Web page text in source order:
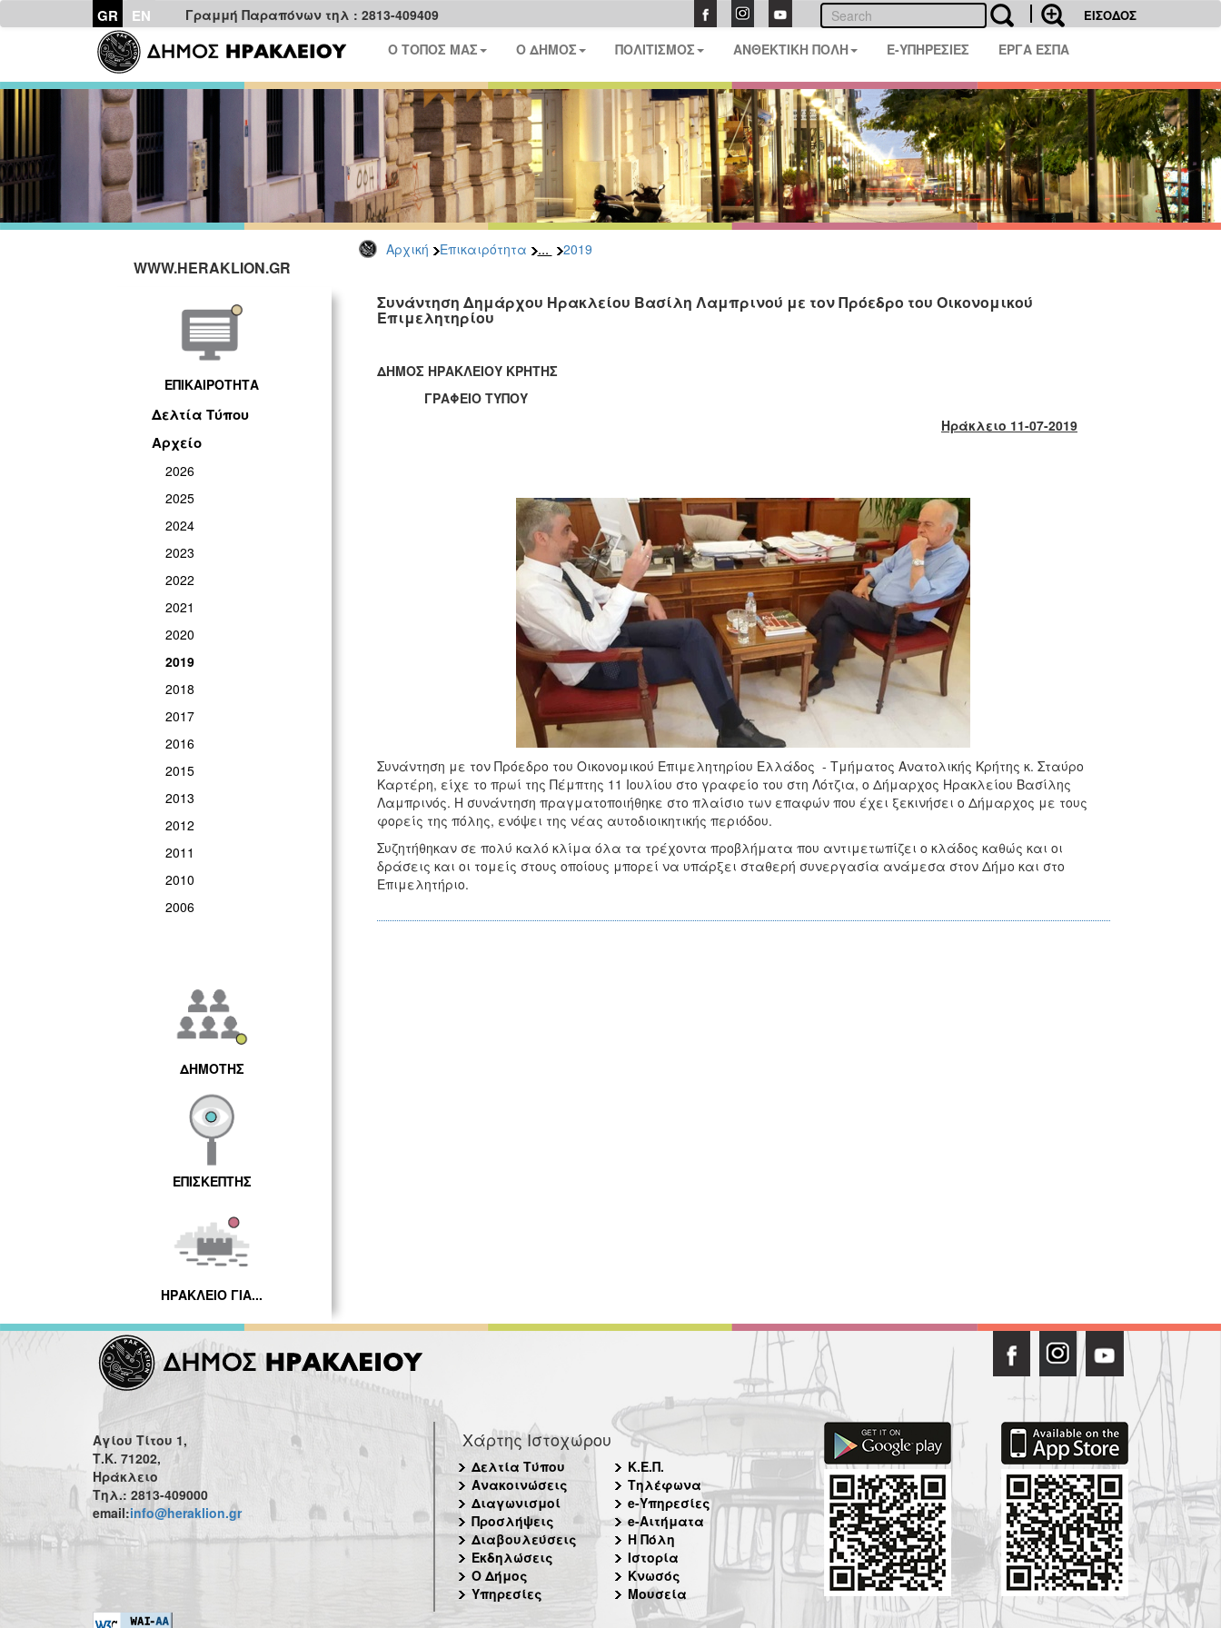
GR EN Γραμμή Παραπόνων τηλ : 2813-409409 ΕΙΣΟΔΟΣ
Ο ΤΟΠΟΣ ΜΑΣ Ο ΔΗΜΟΣ ΠΟΛΙΤΙΣΜΟΣ ΑΝΘΕΚΤΙΚΗ ΠΟΛΗ E-ΥΠΗΡΕΣΙΕΣ ΕΡΓΑ ΕΣΠΑ
Αρχική Επικαιρότητα ... 2019
WWW.HERAKLION.GR
ΕΠΙΚΑΙΡΟΤΗΤΑ
Δελτία Τύπου
Αρχείο
2026
2025
2024
2023
2022
2021
2020
2019
2018
2017
2016
2015
2013
2012
2011
2010
2006
ΔΗΜΟΤΗΣ
ΕΠΙΣΚΕΠΤΗΣ
ΗΡΑΚΛΕΙΟ ΓΙΑ...
Συνάντηση Δημάρχου Ηρακλείου Βασίλη Λαμπρινού με τον Πρόεδρο του Οικονομικού
Επιμελητηρίου
ΔΗΜΟΣ ΗΡΑΚΛΕΙΟΥ ΚΡΗΤΗΣ
ΓΡΑΦΕΙΟ ΤΥΠΟΥ
Ηράκλειο 11-07-2019
Συνάντηση με τον Πρόεδρο του Οικονομικού Επιμελητηρίου Ελλάδος - Τμήματος Ανατολικής Κρήτης κ. Σταύρο
Καρτέρη, είχε το πρωί της Πέμπτης 11 Ιουλίου στο γραφείο του στη Λότζια, ο Δήμαρχος Ηρακλείου Βασίλης
Λαμπρινός. Η συνάντηση πραγματοποιήθηκε στο πλαίσιο των επαφών που έχει ξεκινήσει ο Δήμαρχος με τους
φορείς της πόλης, ενόψει της νέας αυτοδιοικητικής περιόδου.
Συζητήθηκαν σε πολύ καλό κλίμα όλα τα τρέχοντα προβλήματα που αντιμετωπίζει ο κλάδος καθώς και οι
δράσεις και οι τομείς στους οποίους μπορεί να υπάρξει σταθερή συνεργασία ανάμεσα στον Δήμο και στο
Επιμελητήριο.
Αγίου Τίτου 1,
Τ.Κ. 71202,
Ηράκλειο
Τηλ.: 2813-409000
email:info@heraklion.gr
Χάρτης Ιστοχώρου
Δελτία Τύπου
Ανακοινώσεις
Διαγωνισμοί
Προσλήψεις
Διαβουλεύσεις
Εκδηλώσεις
Ο Δήμος
Υπηρεσίες
Κ.Ε.Π.
Τηλέφωνα
e-Υπηρεσίες
e-Αιτήματα
Η Πόλη
Ιστορία
Κνωσός
Μουσεία